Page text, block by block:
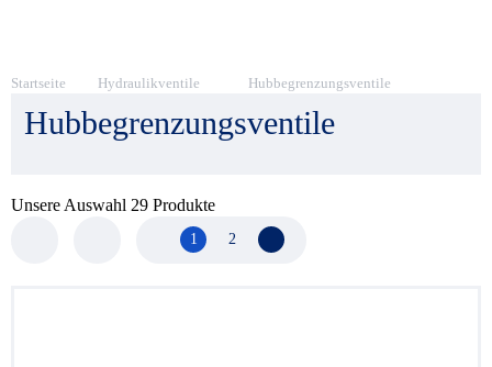
Startseite Hydraulikventile Hubbegrenzungsventile
Hubbegrenzungsventile
Unsere Auswahl 29 Produkte
1 2 Nächste Seite